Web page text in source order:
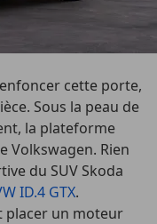
cette porte,
Sous la peau de
la plateforme
Volkswagen. Rien
du SUV Skoda
ID.4 GTX.
placer un moteur